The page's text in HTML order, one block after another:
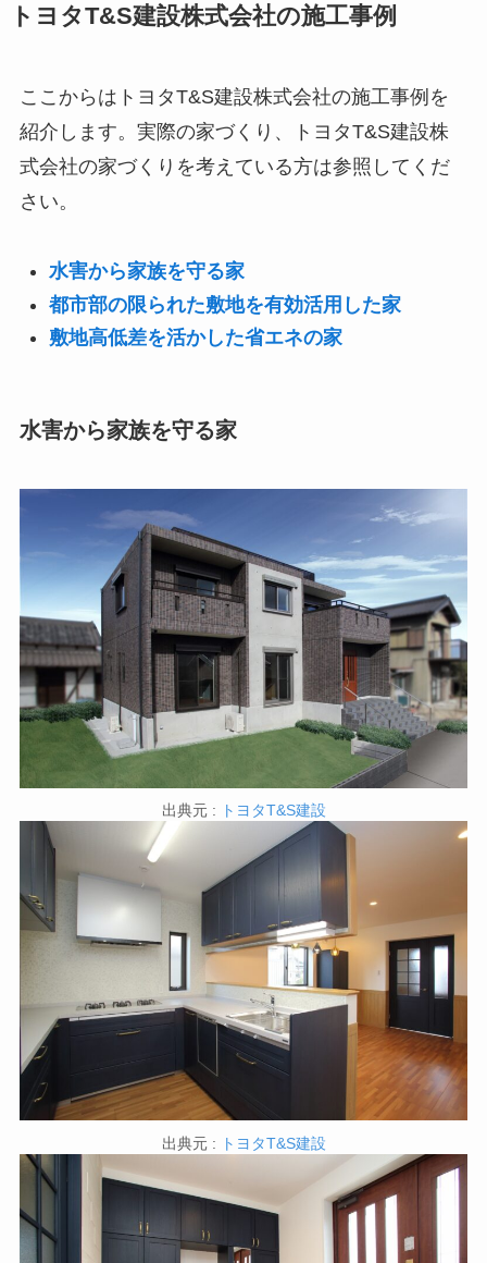
トヨタT&S建設株式会社の施工事例
ここからはトヨタT&S建設株式会社の施工事例を
紹介します。実際の家づくり、トヨタT&S建設株
式会社の家づくりを考えている方は参照してくだ
さい。
水害から家族を守る家
都市部の限られた敷地を有効活用した家
敷地高低差を活かした省エネの家
水害から家族を守る家
出典元 : トヨタT&S建設
出典元 : トヨタT&S建設